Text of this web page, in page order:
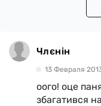
Члєнін
13 Февраля
оого! оце
збагатився